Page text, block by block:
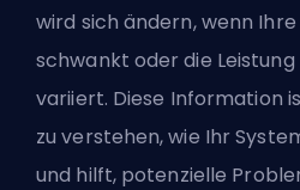
wird sich ändern, wenn
schwankt oder die
variiert. Diese Information
zu verstehen, wie Ihr
und hilft, potenzielle